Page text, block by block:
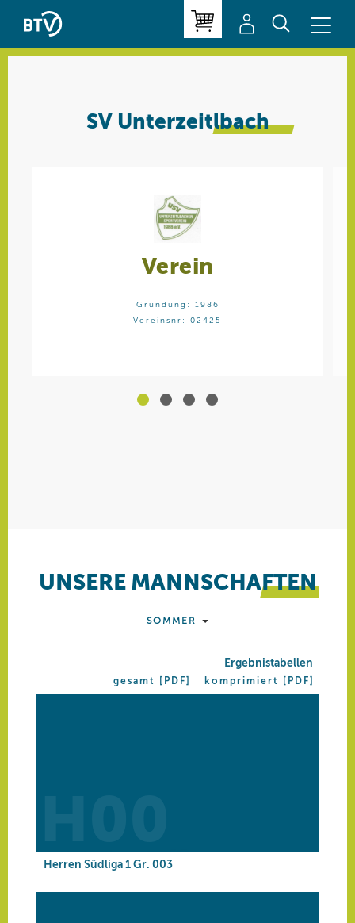
SV Unterzeitlbach
Verein
Gründung: 1986
Vereinsnr: 02425